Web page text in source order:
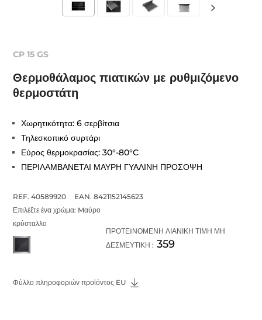
CP 15 GS
Θερμοθάλαμος πιατικών με ρυθμιζόμενο
θερμοστάτη
Χωρητικότητα: 6 σερβίτσια
Τηλεσκοπικό συρτάρι
Εύρος θερμοκρασίας: 30°-80°C
ΠΕΡΙΛΑΜΒΑΝΕΤΑΙ ΜΑΥΡΗ ΓΥΑΛΙΝΗ ΠΡΟΣΟΨΗ
REF. 40589920
EAN. 8421152145623
Επιλέξτε ένα χρώμα: Mαύρο
κρύσταλλο
ΠΡΟΤΕIΝΟΜΕΝΗ ΛΙΑΝΙΚΗ ΤΙΜΗ ΜΗ
ΔΕΣΜΕΥΤΙΚΗ : 359
Φύλλο πληροφοριών προϊόντος EU